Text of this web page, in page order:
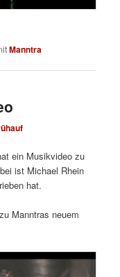
Manntra
ein Musikvideo zu
ist Michael Rhein
hat.
zu Manntras neuem